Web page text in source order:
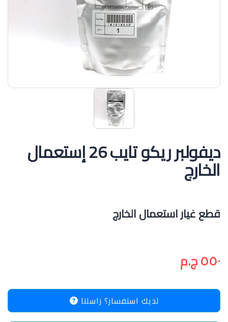
ديفولبر ريكو تايب 26 إستعمال
الخارج
قطع غيار استعمال الخارج
٥٥٠ ج.م
لديك استفسار؟ راسلنا